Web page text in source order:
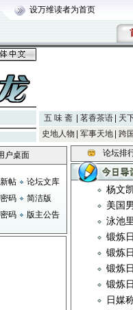
设万维读者为首页
五 味 斋 茗香茶语 天
史地人物
军事天地 跨
户桌面
帖
论坛文库
码
简洁版
码
版主公告
论坛排
杨文
美国
泳池
锻炼
锻炼
锻炼
锻炼
日媒